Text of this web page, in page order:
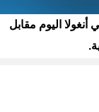
اليوم مقابل